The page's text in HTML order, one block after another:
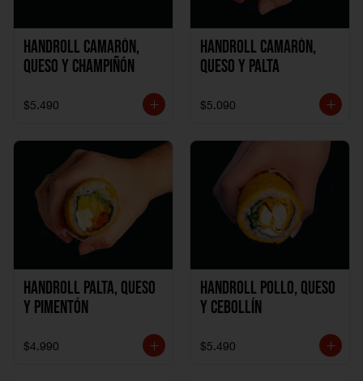
Handroll Camarón,
Queso y Champiñón
$5.490
Handroll Camarón,
Queso y Palta
$5.090
Handroll Palta, Queso
y Pimentón
$4.990
Handroll Pollo, Queso
y Cebollín
$5.490